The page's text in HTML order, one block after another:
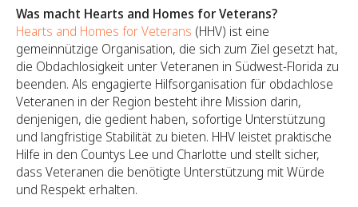
Was macht Hearts and Homes for Veterans?
Hearts and Homes for Veterans (HHV) ist eine
gemeinnützige Organisation, die sich zum Ziel gesetzt hat,
die Obdachlosigkeit unter Veteranen in Südwest-Florida zu
beenden. Als engagierte Hilfsorganisation für obdachlose
Veteranen in der Region besteht ihre Mission darin,
denjenigen, die gedient haben, sofortige Unterstützung
und langfristige Stabilität zu bieten. HHV leistet praktische
Hilfe in den Countys Lee und Charlotte und stellt sicher,
dass Veteranen die benötigte Unterstützung mit Würde
und Respekt erhalten.